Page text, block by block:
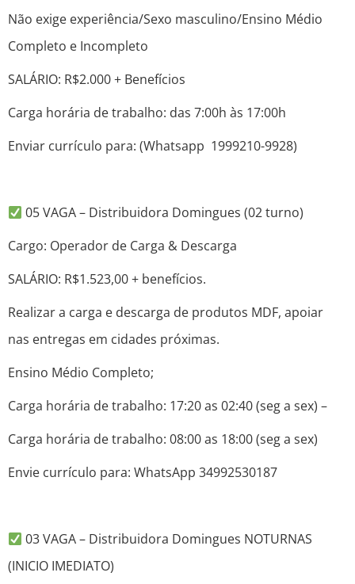
Não exige experiência/Sexo masculino/Ensino Médio
Completo e Incompleto
SALÁRIO: R$2.000 + Benefícios
Carga horária de trabalho: das 7:00h às 17:00h
Enviar currículo para: (Whatsapp 1999210-9928)
05 VAGA – Distribuidora Domingues (02 turno)
Cargo: Operador de Carga & Descarga
SALÁRIO: R$1.523,00 + benefícios.
Realizar a carga e descarga de produtos MDF, apoiar
nas entregas em cidades próximas.
Ensino Médio Completo;
Carga horária de trabalho: 17:20 as 02:40 (seg a sex) –
Carga horária de trabalho: 08:00 as 18:00 (seg a sex)
Envie currículo para: WhatsApp 34992530187
03 VAGA – Distribuidora Domingues NOTURNAS
(INICIO IMEDIATO)